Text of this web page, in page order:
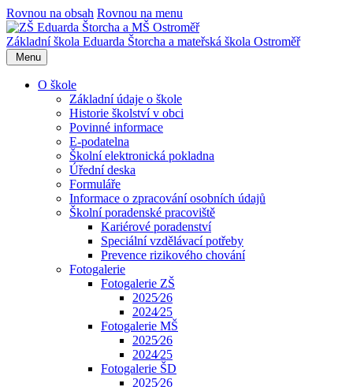
Rovnou na obsah Rovnou na menu
Základní škola Eduarda Štorcha a mateřská škola Ostroměř
Menu
O škole
Základní údaje o škole
Historie školství v obci
Povinné informace
E-podatelna
Školní elektronická pokladna
Úřední deska
Formuláře
Informace o zpracování osobních údajů
Školní poradenské pracoviště
Kariérové poradenství
Speciální vzdělávací potřeby
Prevence rizikového chování
Fotogalerie
Fotogalerie ZŠ
2025⁄26
2024⁄25
Fotogalerie MŠ
2025⁄26
2024⁄25
Fotogalerie ŠD
2025⁄26